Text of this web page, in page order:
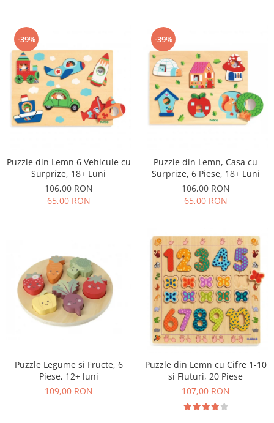
-39%
Puzzle din Lemn 6 Vehicule cu
Surprize, 18+ Luni
106,00 RON
65,00 RON
-39%
Puzzle din Lemn, Casa cu
Surprize, 6 Piese, 18+ Luni
106,00 RON
65,00 RON
Puzzle Legume si Fructe, 6
Piese, 12+ luni
109,00 RON
Puzzle din Lemn cu Cifre 1-10
si Fluturi, 20 Piese
107,00 RON